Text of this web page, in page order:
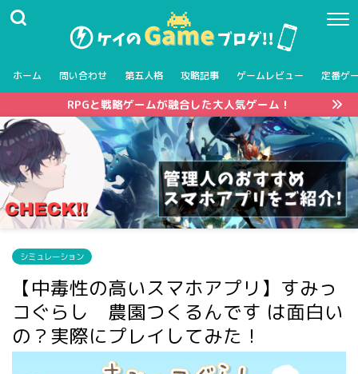
ホーム 問い合わせ 第五人格 攻略記事 ゲームレビュー 定番ゲ
RPGと戦略ゲームが融合した大人気ゲーム！
シミュレーション
【中毒性の高いスマホアプリ】すみっ
コぐらし 農園つくるんです は面白い
の？実際にプレイしてみた！